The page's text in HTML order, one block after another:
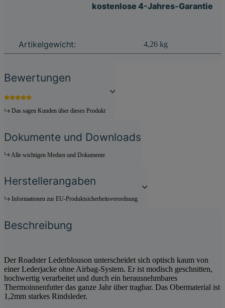
kostenlose 4-Jahres-Garantie
Produkteigenschaft
Wert
Artikelgewicht: 4,26 kg
Bewertungen
Das sagen Kunden über dieses Produkt
Dokumente und Downloads
Alle wichtigen Medien und Dokumente
Herstellerangaben
Informationen zur EU-Produktsicherheitsverordnung
Beschreibung
Der Roadster Lederblouson unterscheidet sich optisch kaum von
einer Lederjacke ohne Airbag-System. Er ist modisch geschnitten,
hochwertig verarbeitet und durch ein herausnehmbares
Thermoinnenfutter das ganze Jahr über tragbar. Das Obermaterial ist
1,2mm starkes Rindsleder.